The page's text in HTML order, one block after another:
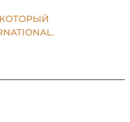
КОТОРЫЙ